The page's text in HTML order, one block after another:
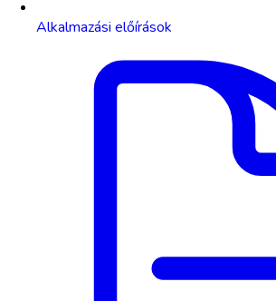
Alkalmazási előírások